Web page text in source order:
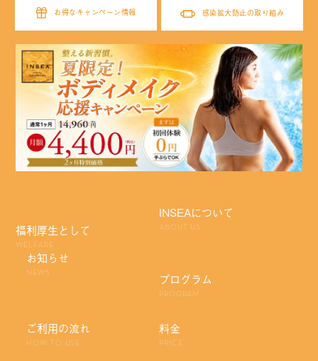
お得なキャンペーン情報 感染拡大防止の取り組み
INSEAについて
ABOUT US
プログラム
PROGRAM
料金
PRICE
お知らせ
NEWS
ご利用の流れ
HOW TO USE
福利厚生として
WELFARE